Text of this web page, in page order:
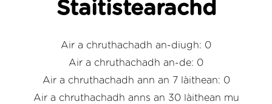
Staitistearachd
Air a chruthachadh an-diugh: 0
Air a chruthachadh an-de: 0
Air a chruthachadh ann an 7 làithean: 0
Air a chruthachadh anns an 30 làithean mu